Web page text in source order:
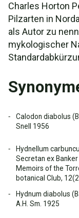
Charles Horton
Pilzarten in
als Autor zu
mykologischer
Calodon diabolus
Snell 1956
Hydnellum
Secretan ex
Memoirs of the
botanical Club,
Hydnum diabolus
A.H. Sm. 1925